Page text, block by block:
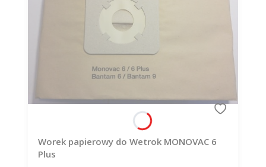
Worek papierowy do Wetrok MONOVAC 6
Plus